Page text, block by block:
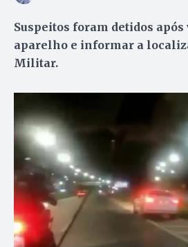
Suspeitos foram detidos
aparelho e informar a
Militar.